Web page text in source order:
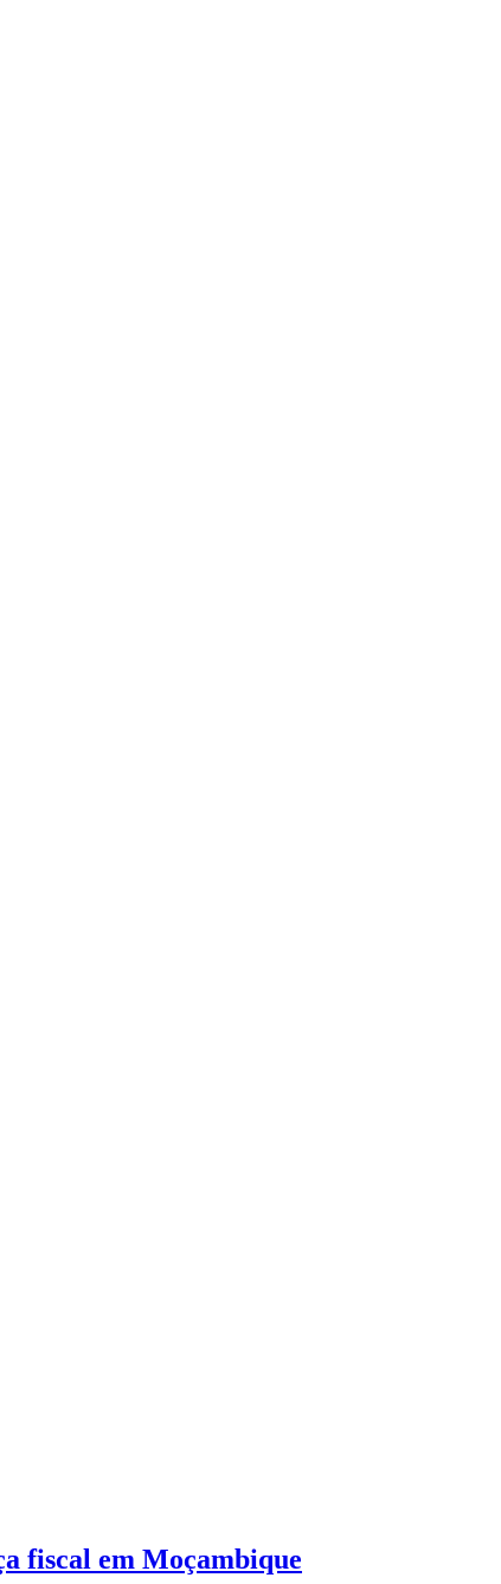
fiscal em Moçambique